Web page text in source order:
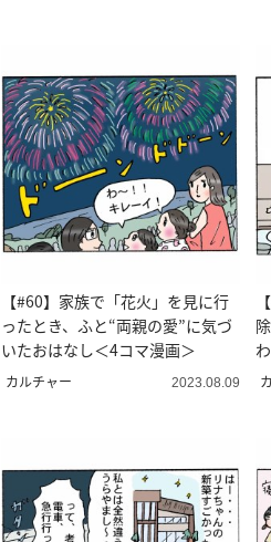
【#60】家族で「花火」を見に行
ったとき、ふと“両親の愛”に気づ
いたおはなし＜4コマ漫画＞
カルチャー 2023.08.09